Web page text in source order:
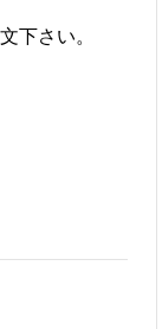
下さい。